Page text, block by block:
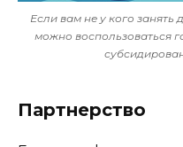
Если вам не у кого занять
можно воспользоваться
Партнерство